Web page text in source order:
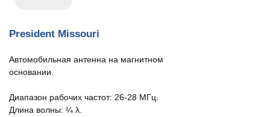
President Missouri
Автомобильная антенна на магнитном
основании.
Диапазон рабочих частот: 26-28 МГц.
Длина волны: ¼ λ.